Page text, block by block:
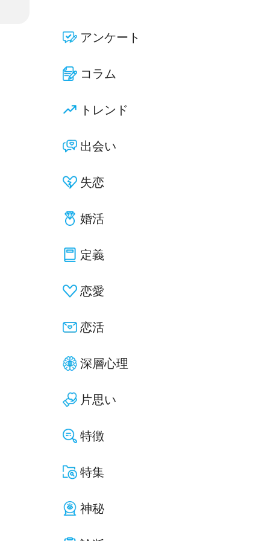
アンケート
コラム
トレンド
出会い
失恋
婚活
定義
恋愛
恋活
深層心理
片思い
特徴
特集
神秘